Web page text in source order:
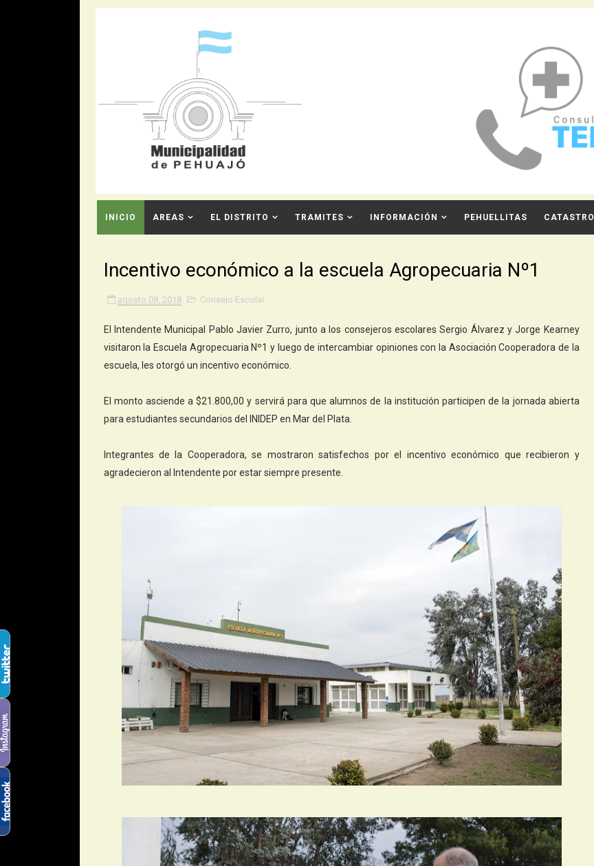
INICIO AREAS EL DISTRITO TRAMITES INFORMACIÓN PEHUELLITAS CATASTRO
Incentivo económico a la escuela Agropecuaria Nº1
agosto 08, 2018 Consejo Escolar
El Intendente Municipal Pablo Javier Zurro, junto a los consejeros escolares Sergio Álvarez y Jorge Kearney
visitaron la Escuela Agropecuaria Nº1 y luego de intercambiar opiniones con la Asociación Cooperadora de la
escuela, les otorgó un incentivo económico.
El monto asciende a $21.800,00 y servirá para que alumnos de la institución participen de la jornada abierta
para estudiantes secundarios del INIDEP en Mar del Plata.
Integrantes de la Cooperadora, se mostraron satisfechos por el incentivo económico que recibieron y
agradecieron al Intendente por estar siempre presente.